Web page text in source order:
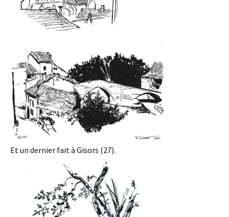
Et un dernier fait à Gisors (27).